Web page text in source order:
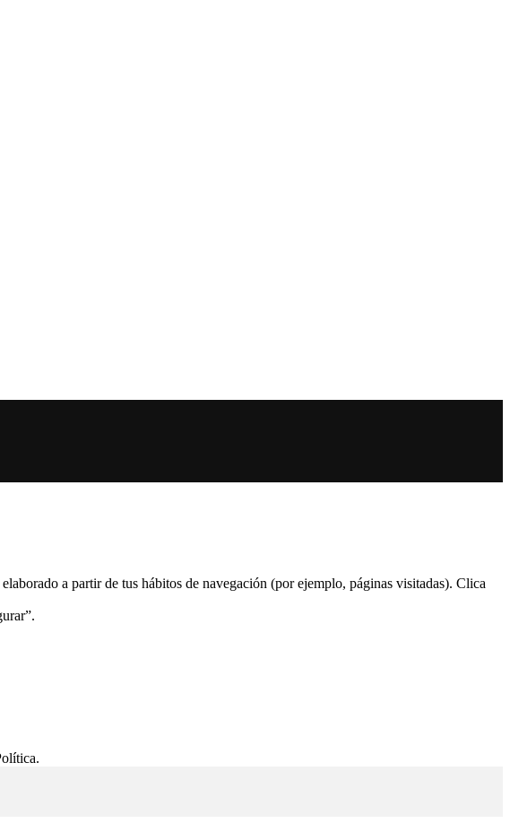
a partir de tus hábitos de navegación (por ejemplo, páginas visitadas). Clica